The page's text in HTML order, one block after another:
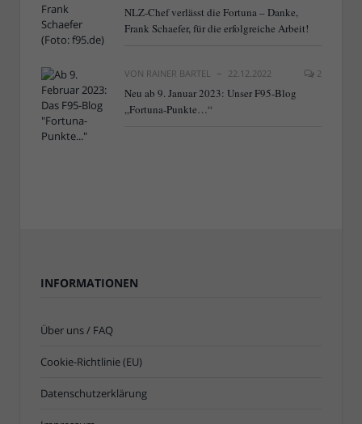
NLZ-Chef verlässt die Fortuna – Danke,
Frank Schaefer, für die erfolgreiche Arbeit!
VON RAINER BARTEL 22.12.2022 2
Neu ab 9. Januar 2023: Unser F95-Blog
„Fortuna-Punkte…“
INFORMATIONEN
Über uns / FAQ
Cookie-Richtlinie (EU)
Datenschutzerklärung